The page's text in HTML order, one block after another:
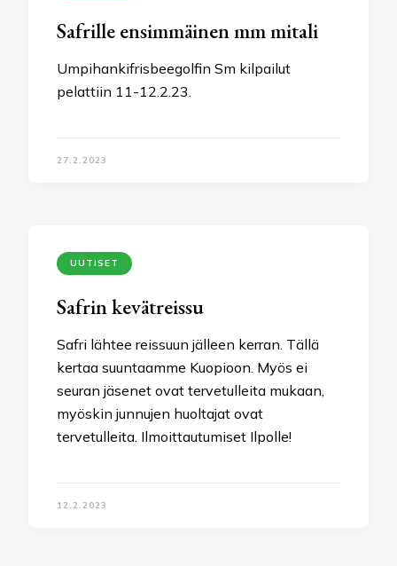
Safrille ensimmäinen mm mitali
Umpihankifrisbeegolfin Sm kilpailut
pelattiin 11-12.2.23.
27.2.2023
UUTISET
Safrin kevätreissu
Safri lähtee reissuun jälleen kerran. Tällä
kertaa suuntaamme Kuopioon. Myös ei
seuran jäsenet ovat tervetulleita mukaan,
myöskin junnujen huoltajat ovat
tervetulleita. Ilmoittautumiset Ilpolle!
12.2.2023